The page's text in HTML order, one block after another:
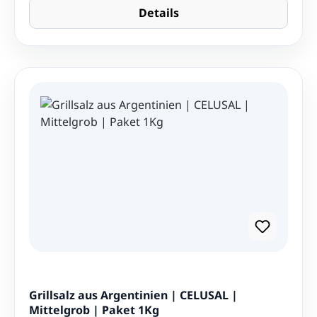
Details
Grillsalz aus Argentinien | CELUSAL |
Mittelgrob | Paket 1Kg